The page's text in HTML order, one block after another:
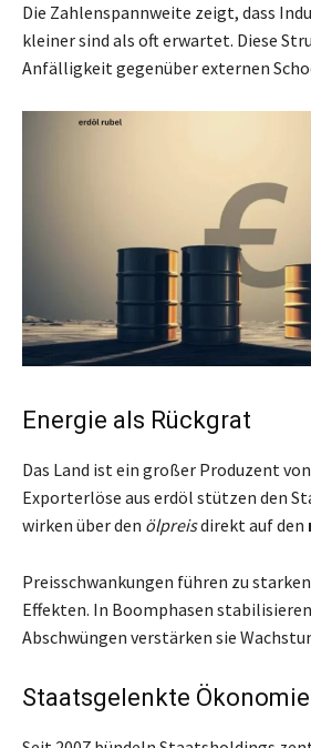
Die Zahlenspannweite zeigt, dass
kleiner sind als oft erwartet. Diese
Anfälligkeit gegenüber externen
Energie als Rückgrat
Das Land ist ein großer Produzent
Exporterlöse aus erdöl stützen den
wirken über den ölpreisdirekt auf den
Preisschwankungen führen zu
Effekten. In Boomphasen
Abschwüngen verstärken sie
Staatsgelenkte Ökonomie